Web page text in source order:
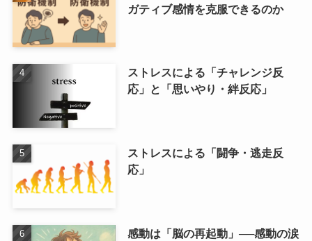
ガティブ感情を克服できるのか
ストレスによる「チャレンジ反
応」と「思いやり・絆反応」
ストレスによる「闘争・逃走反
応」
感動は「脳の再起動」──感動の涙